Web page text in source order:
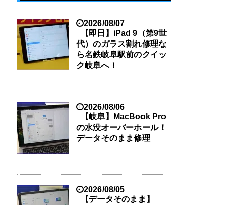
2026/08/07
【即日】iPad 9（第9世
代）のガラス割れ修理な
ら名鉄岐阜駅前のクイッ
ク岐阜へ！
2026/08/06
【岐阜】MacBook Pro
の水没オーバーホール！
データそのまま修理
2026/08/05
【データそのまま】